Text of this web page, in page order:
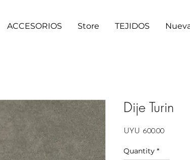
ACCESORIOS Store TEJIDOS
Dije Turin
UYU 600.00Price
Quantity *